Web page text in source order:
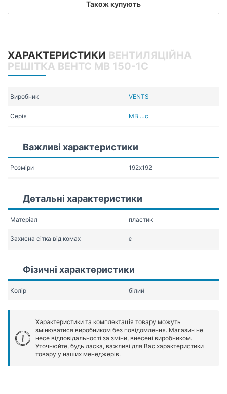
Також купують
ХАРАКТЕРИСТИКИ ВЕНТИЛЯЦІЙНА
РЕШІТКА ВЕНТС МВ 150-1С
Виробник VENTS
Серія МВ …с
Важливі характеристики
Розміри 192х192
Детальні характеристики
Матеріал пластик
Захисна сітка від комах є
Фізичні характеристики
Колір білий
Характеристики та комплектація товару можуть
змінюватися виробником без повідомлення. Магазин не
несе відповідальності за зміни, внесені виробником.
Уточнюйте, будь ласка, важливі для Вас характеристики
товару у наших менеджерів.